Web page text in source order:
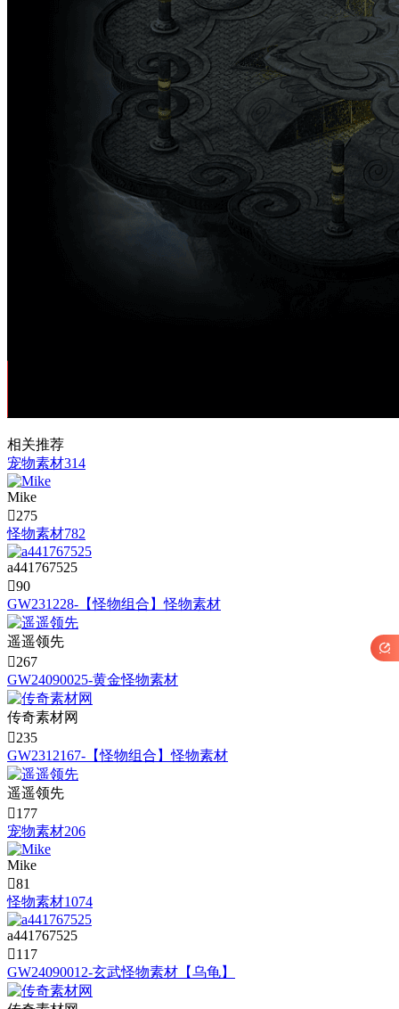
相关推荐
宠物素材314
Mike
275
怪物素材782
a441767525
90
GW231228-【怪物组合】怪物素材
遥遥领先
267
GW24090025-黄金怪物素材
传奇素材网
235
GW2312167-【怪物组合】怪物素材
遥遥领先
177
宠物素材206
Mike
81
怪物素材1074
a441767525
117
GW24090012-玄武怪物素材【乌龟】
